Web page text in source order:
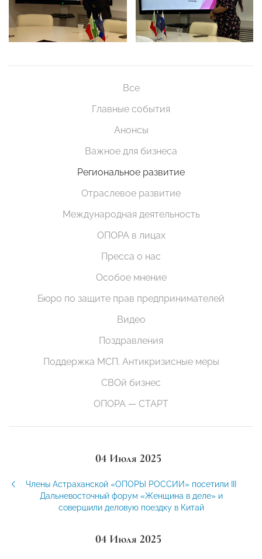
Все
Главные события
Анонсы
Важное для бизнеса
Региональное развитие
Отраслевое развитие
Международная деятельность
ОПОРА в лицах
Пресса о нас
Особое мнение
Бюро по защите прав предпринимателей
Видео
Поздравления
Поддержка МСП. Антикризисные меры
СВОй бизнес
ОПОРА — СТАРТ
04 Июля 2025
Члены Астраханской «ОПОРЫ РОССИИ» посетили III
Дальневосточный форум «Женщина в деле» и
совершили деловую поездку в Китай
04 Июля 2025